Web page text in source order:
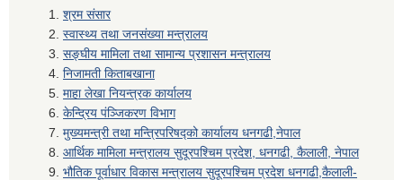
श्रम संसार
स्वास्थ्य तथा जनसंख्या मन्त्रालय
सङ्घीय मामिला तथा सामान्य प्रशासन मन्त्रालय
निजामती किताबखाना
माहा लेखा नियन्त्रक कार्यालय
केन्द्रिय पंञ्जिकरण विभाग
मुख्यमन्त्री तथा मन्त्रिपरिषद्को कार्यालय धनगढी,नेपाल
आर्थिक मामिला मन्त्रालय सुदूरपश्चिम प्रदेश, धनगढी, कैलाली, नेपाल
भौतिक पूर्वाधार विकास मन्त्रालय सुदूरपश्चिम प्रदेश धनगढी,कैलाली-